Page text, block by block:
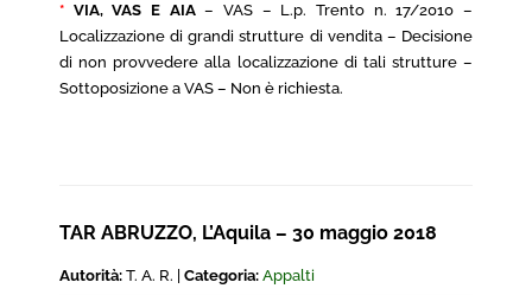
* VIA, VAS E AIA– VAS – L.p. Trento n. 17/2010 –
Localizzazione di grandi strutture di vendita – Decisione
di non provvedere alla localizzazione di tali strutture –
Sottoposizione a VAS – Non è richiesta.
TAR ABRUZZO, L’Aquila – 30 maggio 2018
Autorità: T. A. R. | Categoria: Appalti